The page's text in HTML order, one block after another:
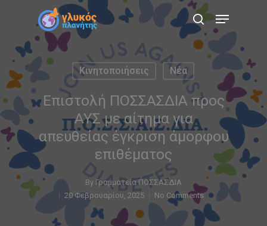
content
search
Menu
Κινητοποιήσεις Νέα
Επιστολή ΠΟΣΣΑΣΔΙΑ προς
ΑΥΣ με αίτημα για
απευθείας έγκριση άμορφου
επιθέματος
By Γραμματεία ΠΟΣΣΑΣΔΙΑ
20 Φεβρουαρίου, 2025
No Comments